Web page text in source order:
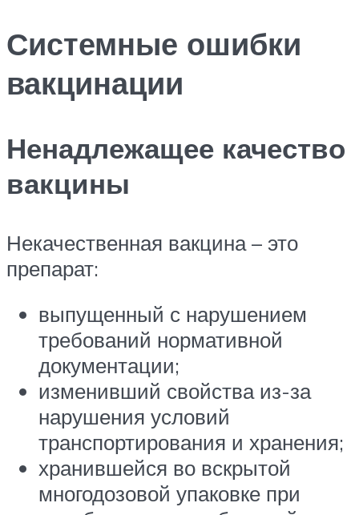
Системные ошибки
вакцинации
Ненадлежащее качество
вакцины
Некачественная вакцина – это
препарат:
выпущенный с нарушением
требований нормативной
документации;
изменивший свойства из-за
нарушения условий
транспортирования и хранения;
хранившейся во вскрытой
многодозовой упаковке при